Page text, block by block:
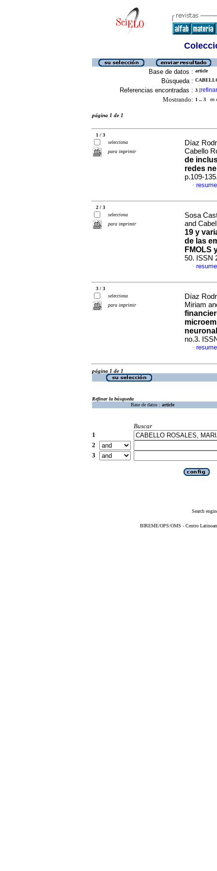
Base de datos : article
Búsqueda :
Referencias encontradas : 3 [refinar
Mostrando: 1 .. 3 en
página 1 de 1
1 / 3
selecciona
para imprimir
Díaz
Cabello
de
redes
p.109-
·
2 / 3
selecciona
para imprimir
Sosa
and
19 y
de las
FMOLS
50. ISSN
·
3 / 3
selecciona
para imprimir
Díaz
Miriam
no.3.
·
página 1 de 1
Refinar la búsqueda
Base de datos : article
Buscar
1
2
3
Search
BIREME/OPS/OMS - Centro